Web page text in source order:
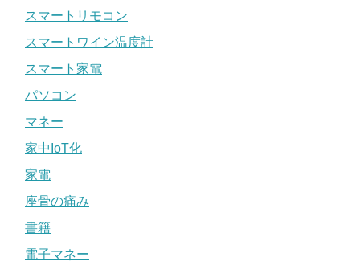
スマートリモコン
スマートワイン温度計
スマート家電
パソコン
マネー
家中IoT化
家電
座骨の痛み
書籍
電子マネー